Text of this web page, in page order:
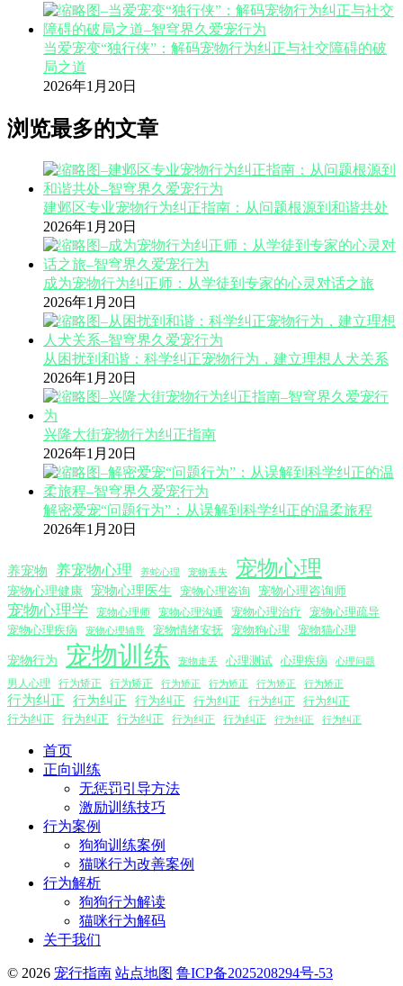
当爱宠变“独行侠”：解码宠物行为纠正与社交障碍的破
局之道
2026年1月20日
浏览最多的文章
建邺区专业宠物行为纠正指南：从问题根源到和谐共处
2026年1月20日
成为宠物行为纠正师：从学徒到专家的心灵对话之旅
2026年1月20日
从困扰到和谐：科学纠正宠物行为，建立理想人犬关系
2026年1月20日
兴隆大街宠物行为纠正指南
2026年1月20日
解密爱宠“问题行为”：从误解到科学纠正的温柔旅程
2026年1月20日
养宠物 养宠物心理 养蛇心理 宠物丢失 宠物心理
宠物心理健康 宠物心理医生 宠物心理咨询 宠物心理咨询师
宠物心理学 宠物心理师 宠物心理沟通 宠物心理治疗
宠物心理疏导
宠物心理疾病
宠物心理辅导 宠物情绪安抚 宠物狗心理 宠物猫心理
宠物行为 宠物训练 宠物走丢 心理测试 心理疾病 心理问题
男人心理 行为矫正 行为矫正 行为矫正 行为矫正 行为矫正 行为矫正
行为纠正 行为纠正 行为纠正 行为纠正 行为纠正
行为纠正
行为纠正
行为纠正 行为纠正 行为纠正 行为纠正 行为纠正 行为纠正
首页
正向训练
无惩罚引导方法
激励训练技巧
行为案例
狗狗训练案例
猫咪行为改善案例
行为解析
狗狗行为解读
猫咪行为解码
关于我们
© 2026 宠行指南 站点地图 鲁ICP备2025208294号-53